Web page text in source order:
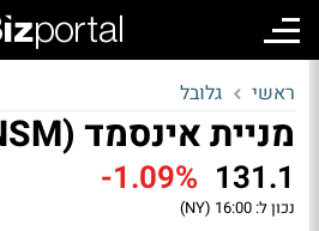
ראשי גלובל
מניית אינסמד (INSM)
131.1
-1.09%
נכון ל: 16:00 (NY)